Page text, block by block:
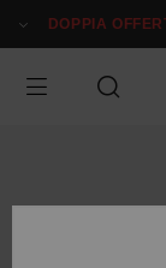
alle
prodotto
DOPPIA OFFERTA